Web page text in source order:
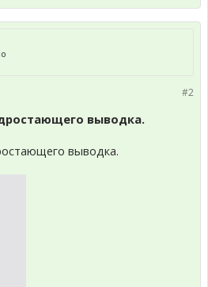
#2
выводка.
выводка.